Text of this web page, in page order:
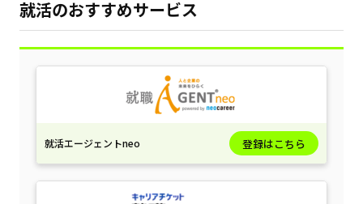
就活のおすすめサービス
就活エージェントneo 登録はこちら